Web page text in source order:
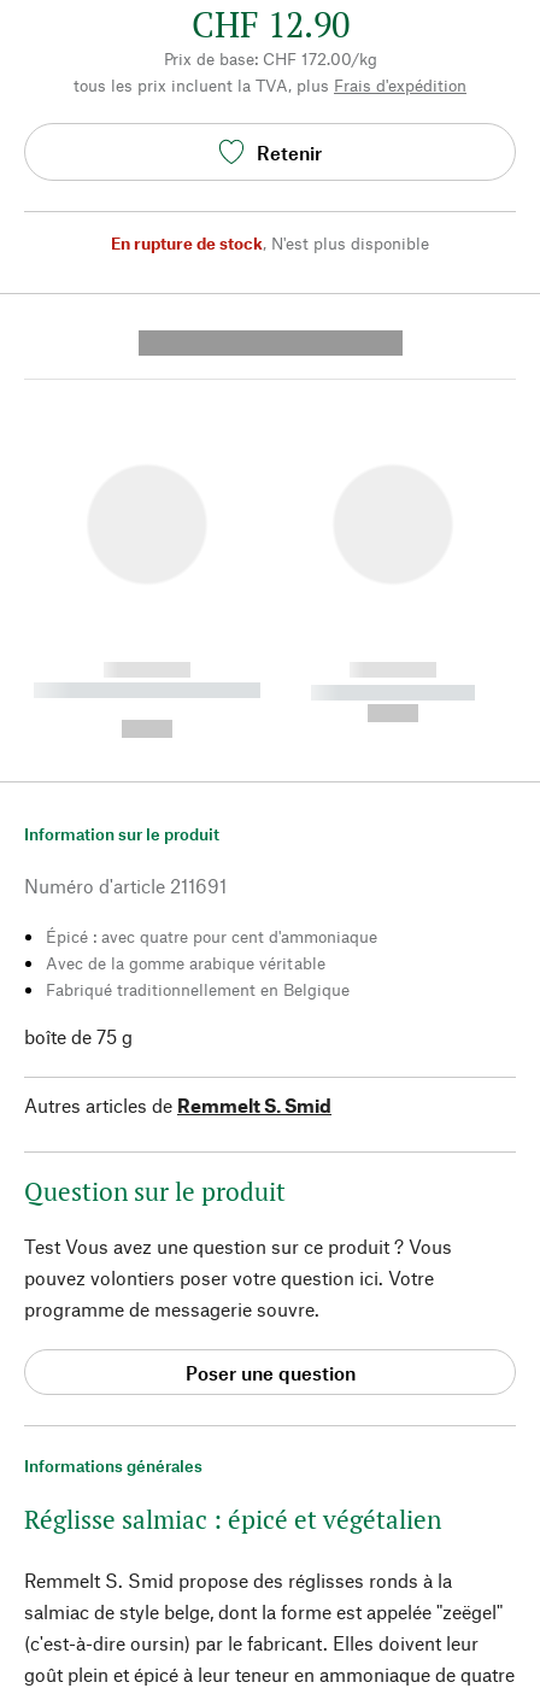
CHF 12.90
Prix de base: CHF 172.00/kg
tous les prix incluent la TVA, plus Frais d'expédition
Retenir
En rupture de stock, N'est plus disponible
------------
----------- ----------- --------
------------
----------- -----------
Informations générales
Réglisse salmiac : épicé et végétalien
Remmelt S. Smid propose des réglisses ronds à la
salmiac de style belge, dont la forme est appelée "zeëgel"
(c'est-à-dire oursin) par le fabricant. Elles doivent leur
goût plein et épicé à leur teneur en ammoniaque de quatre
Information sur le produit
Numéro d'article 211691
Épicé : avec quatre pour cent d'ammoniaque
Avec de la gomme arabique véritable
Fabriqué traditionnellement en Belgique
boîte de 75 g
Autres articles de Remmelt S. Smid
Question sur le produit
Test Vous avez une question sur ce produit ? Vous
pouvez volontiers poser votre question ici. Votre
programme de messagerie souvre.
Poser une question